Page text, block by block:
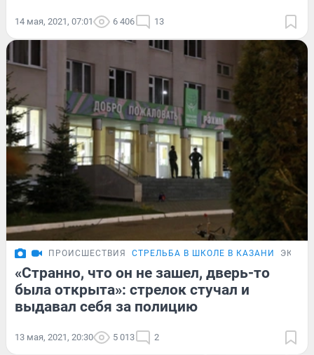
14 мая, 2021, 07:01 6 406 13
ПРОИСШЕСТВИЯ СТРЕЛЬБА В ШКОЛЕ В КАЗАНИ
«Странно, что он не зашел, дверь-то
была открыта»: стрелок стучал и
выдавал себя за полицию
13 мая, 2021, 20:30 5 013 2